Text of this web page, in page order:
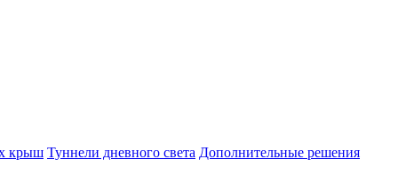
крыш Туннели дневного света Дополнительные решения